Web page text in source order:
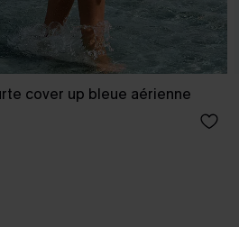
cover up bleue aérienne